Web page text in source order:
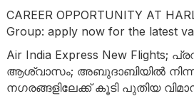
CAREER OPPORTUNITY AT
Group: apply now for the latest
Air India Express New Flights;
ആശ്വാസം; അബുദാബിയിൽ
നഗരങ്ങളിലേക്ക് കൂടി പുതിയ